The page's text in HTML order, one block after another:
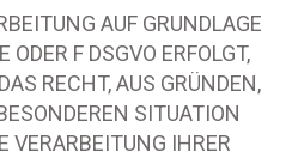
AUF GRUNDLAGE
ODER F DSGVO ERFOLGT,
RECHT, AUS GRÜNDEN,
SITUATION
VERARBEITUNG IHRER